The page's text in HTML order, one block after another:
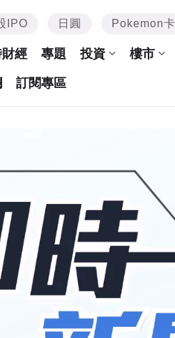
IPO 日圓 Pokemon卡
經 專題 投資 樓市
訂閱專區